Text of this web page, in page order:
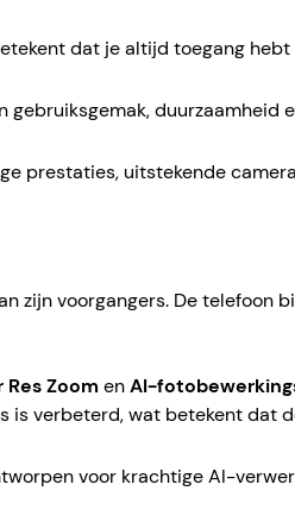
dat je altijd toegang
gebruiksgemak, duurzaamheid
prestaties, uitstekende
zijn voorgangers. De telefoon
Res Zoom enAI-
is verbeterd, wat betekent dat
voor krachtige AI-